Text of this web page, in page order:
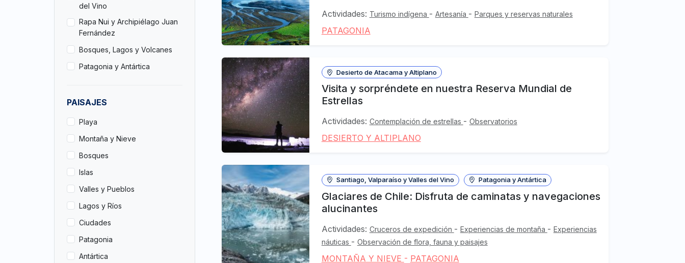
del Vino
Rapa Nui y Archipiélago Juan
Fernández
Bosques, Lagos y Volcanes
Patagonia y Antártica
PAISAJES
Playa
Montaña y Nieve
Bosques
Islas
Valles y Pueblos
Lagos y Ríos
Ciudades
Patagonia
Antártica
Actividades: Turismo indígena - Artesanía - Parques y reservas naturales
PATAGONIA
Desierto de Atacama y Altiplano
Visita y sorpréndete en nuestra Reserva Mundial de
Estrellas
Actividades: Contemplación de estrellas - Observatorios
DESIERTO Y ALTIPLANO
Santiago, Valparaíso y Valles del Vino Patagonia y Antártica
Glaciares de Chile: Disfruta de caminatas y navegaciones
alucinantes
Actividades: Cruceros de expedición - Experiencias de montaña - Experiencias
náuticas - Observación de flora, fauna y paisajes
MONTAÑA Y NIEVE - PATAGONIA